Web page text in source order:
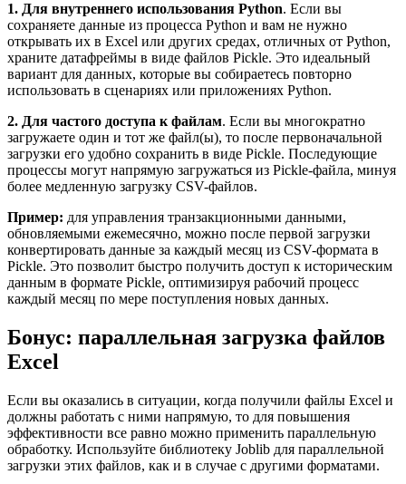
1. Для внутреннего использования Python. Если вы
сохраняете данные из процесса Python и вам не нужно
открывать их в Excel или других средах, отличных от Python,
храните датафреймы в виде файлов Pickle. Это идеальный
вариант для данных, которые вы собираетесь повторно
использовать в сценариях или приложениях Python.
2. Для частого доступа к файлам. Если вы многократно
загружаете один и тот же файл(ы), то после первоначальной
загрузки его удобно сохранить в виде Pickle. Последующие
процессы могут напрямую загружаться из Pickle-файла, минуя
более медленную загрузку CSV-файлов.
Пример: для управления транзакционными данными,
обновляемыми ежемесячно, можно после первой загрузки
конвертировать данные за каждый месяц из CSV-формата в
Pickle. Это позволит быстро получить доступ к историческим
данным в формате Pickle, оптимизируя рабочий процесс
каждый месяц по мере поступления новых данных.
Бонус: параллельная загрузка файлов
Excel
Если вы оказались в ситуации, когда получили файлы Excel и
должны работать с ними напрямую, то для повышения
эффективности все равно можно применить параллельную
обработку. Используйте библиотеку Joblib для параллельной
загрузки этих файлов, как и в случае с другими форматами.